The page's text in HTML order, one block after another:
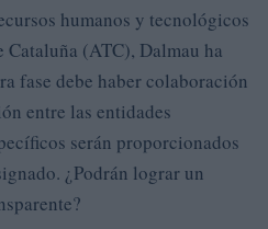
humanos y tecnológicos
(ATC), Dalmau ha
fase debe haber colaboración
entre las entidades
serán proporcionados
¿Podrán lograr un